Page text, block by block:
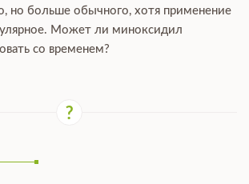
но больше обычного, хотя применение
Может ли миноксидил
со временем?